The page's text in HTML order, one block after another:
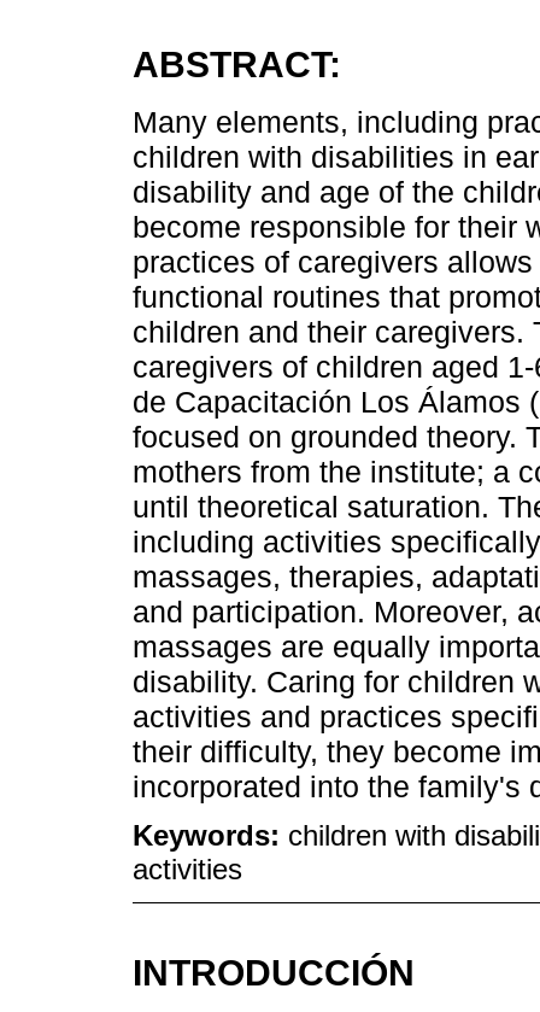
ABSTRACT:
Many elements, including
children with disabilities in
disability and age of the
become responsible for their
practices of caregivers
functional routines that
children and their caregivers.
caregivers of children aged
de Capacitación Los Álamos
focused on grounded theory.
mothers from the institute; a
until theoretical saturation.
including activities
massages, therapies,
and participation. Moreover,
massages are equally
disability. Caring for children
activities and practices
their difficulty, they become
incorporated into the family's
Keywords: children with
activities
INTRODUCCIÓN